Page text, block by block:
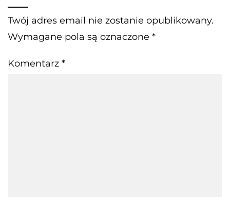
Twój adres email nie zostanie opublikowany.
Wymagane pola są oznaczone *
Komentarz *